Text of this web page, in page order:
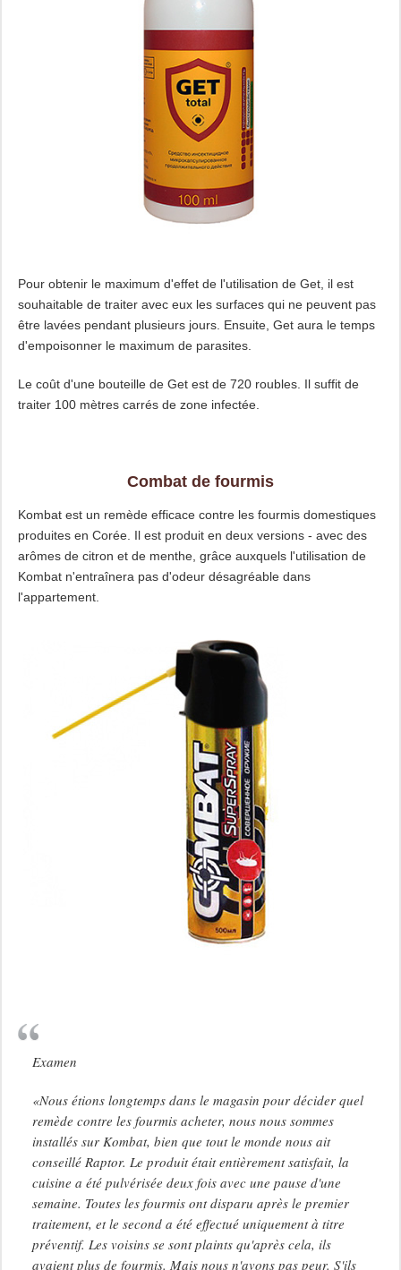
Pour obtenir le maximum d'effet de l'utilisation de Get, il est
souhaitable de traiter avec eux les surfaces qui ne peuvent pas
être lavées pendant plusieurs jours. Ensuite, Get aura le temps
d'empoisonner le maximum de parasites.
Le coût d'une bouteille de Get est de 720 roubles. Il suffit de
traiter 100 mètres carrés de zone infectée.
Combat de fourmis
Kombat est un remède efficace contre les fourmis domestiques
produites en Corée. Il est produit en deux versions - avec des
arômes de citron et de menthe, grâce auxquels l'utilisation de
Kombat n'entraînera pas d'odeur désagréable dans
l'appartement.
Examen
«Nous étions longtemps dans le magasin pour décider quel
remède contre les fourmis acheter, nous nous sommes
installés sur Kombat, bien que tout le monde nous ait
conseillé Raptor. Le produit était entièrement satisfait, la
cuisine a été pulvérisée deux fois avec une pause d'une
semaine. Toutes les fourmis ont disparu après le premier
traitement, et le second a été effectué uniquement à titre
préventif. Les voisins se sont plaints qu'après cela, ils
avaient plus de fourmis. Mais nous n'avons pas peur. S'ils